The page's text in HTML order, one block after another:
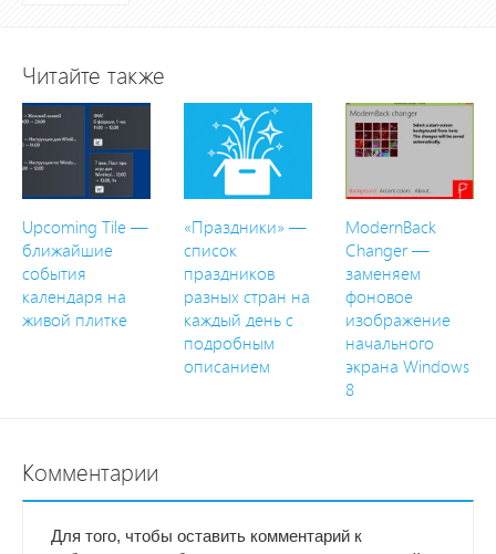
Читайте также
Upcoming Tile —
ближайшие
события
календаря на
живой плитке
«Праздники» —
список
праздников
разных стран на
каждый день с
подробным
описанием
ModernBack
Changer —
заменяем
фоновое
изображение
начального
экрана Windows
8
Комментарии
Для того, чтобы оставить комментарий к